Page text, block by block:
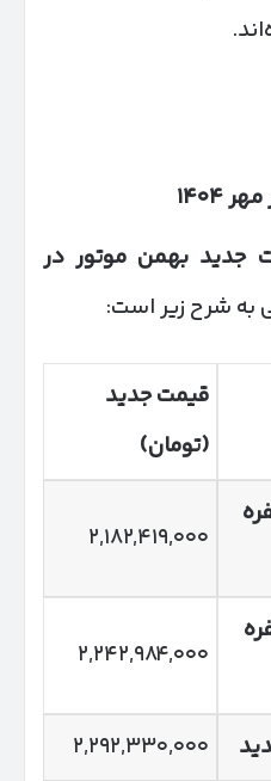
مهر۱۴۰۴
جدید بهمن موتور در
به شرح زیر است:
قیمت جدید
(تومان)
۲,۱۸۲,۴۱۹,۰۰۰
۲,۲۴۲,۹۸۴,۰۰۰
۲,۲۹۲,۳۳۰,۰۰۰